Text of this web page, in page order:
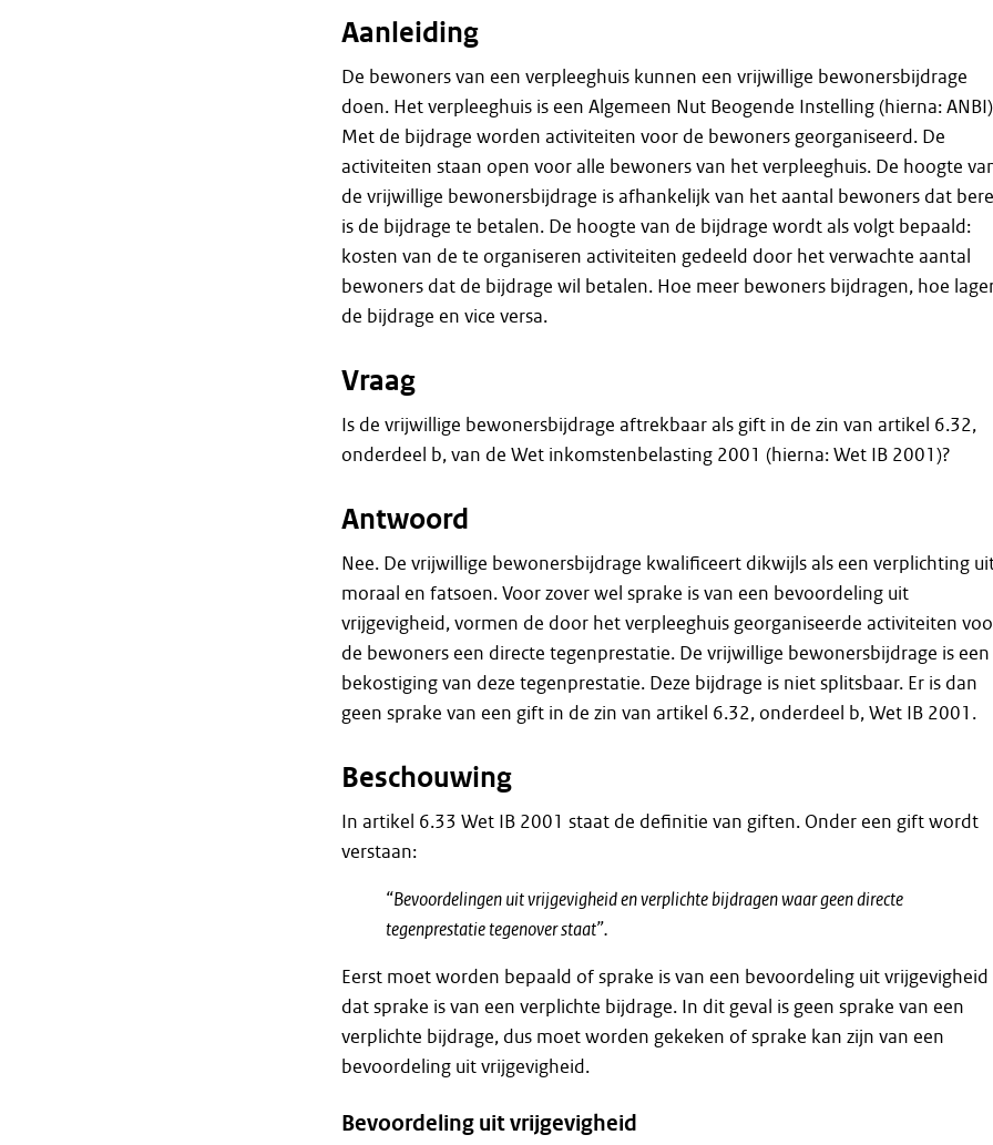
Aanleiding
De bewoners van een verpleeghuis kunnen een vrijwillige bewonersbijdrage
doen. Het verpleeghuis is een Algemeen Nut Beogende Instelling (hierna:
Met de bijdrage worden activiteiten voor de bewoners georganiseerd. De
activiteiten staan open voor alle bewoners van het verpleeghuis. De hoogte
de vrijwillige bewonersbijdrage is afhankelijk van het aantal bewoners dat
is de bijdrage te betalen. De hoogte van de bijdrage wordt als volgt bepaald:
kosten van de te organiseren activiteiten gedeeld door het verwachte aantal
bewoners dat de bijdrage wil betalen. Hoe meer bewoners bijdragen, hoe
de bijdrage en vice versa.
Vraag
Is de vrijwillige bewonersbijdrage aftrekbaar als gift in de zin van artikel 6.32,
onderdeel b, van de Wet inkomstenbelasting 2001 (hierna: Wet IB 2001)?
Antwoord
Nee. De vrijwillige bewonersbijdrage kwalificeert dikwijls als een verplichting
moraal en fatsoen. Voor zover wel sprake is van een bevoordeling uit
vrijgevigheid, vormen de door het verpleeghuis georganiseerde activiteiten
de bewoners een directe tegenprestatie. De vrijwillige bewonersbijdrage is een
bekostiging van deze tegenprestatie. Deze bijdrage is niet splitsbaar. Er is dan
geen sprake van een gift in de zin van artikel 6.32, onderdeel b, Wet IB 2001.
Beschouwing
In artikel 6.33 Wet IB 2001 staat de definitie van giften. Onder een gift wordt
verstaan:
“Bevoordelingen uit vrijgevigheid en verplichte bijdragen waar geen directe
tegenprestatie tegenover staat”.
Eerst moet worden bepaald of sprake is van een bevoordeling uit
dat sprake is van een verplichte bijdrage. In dit geval is geen sprake van een
verplichte bijdrage, dus moet worden gekeken of sprake kan zijn van een
bevoordeling uit vrijgevigheid.
Bevoordeling uit vrijgevigheid